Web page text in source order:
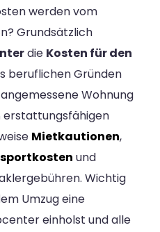
werden vom
Grundsätzlich
die Kosten für den
beruflichen Gründen
Wohnung
erstattungsfähigen
Mietkautionen,
und
Wichtig
Umzug eine
einholst und alle